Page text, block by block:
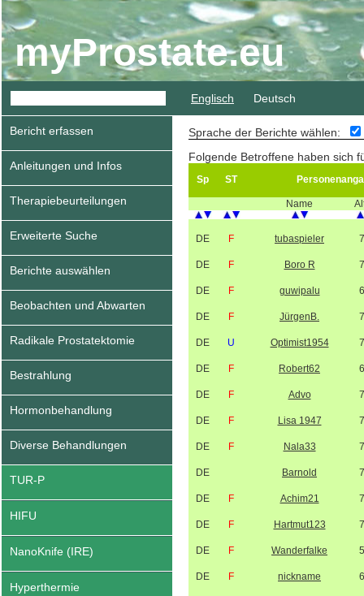
myProstate.eu
Englisch Deutsch
Bericht erfassen
Anleitungen und Infos
Therapiebeurteilungen
Erweiterte Suche
Berichte auswählen
Beobachten und Abwarten
Radikale Prostatektomie
Bestrahlung
Hormonbehandlung
Diverse Behandlungen
TUR-P
HIFU
NanoKnife (IRE)
Hyperthermie
Sprache der Berichte wählen:
Folgende Betroffene haben sich
Sp ST
Name
DE F tubaspieler
DE F Boro R
DE F guwipalu
DE F JürgenB.
DE U Optimist1954
DE F Robert62
DE F Advo
DE F Lisa 1947
DE F Nala33
DE Barnold
DE F Achim21
DE F Hartmut123
DE F Wanderfalke
DE F nickname